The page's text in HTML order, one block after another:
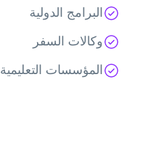
البرامج الدولية
وكالات السفر
المؤسسات التعليمية